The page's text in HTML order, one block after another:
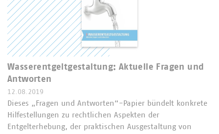
Wasserentgeltgestaltung: Aktuelle Fragen und
Antworten
12.08.2019
Dieses „Fragen und Antworten“-Papier bündelt konkrete
Hilfestellungen zu rechtlichen Aspekten der
Entgelterhebung, der praktischen Ausgestaltung von